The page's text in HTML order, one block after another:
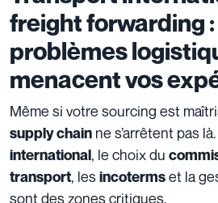
freight forwarding
problèmes
menacent vos
Même si votre sourcing est
supply chain ne s’arrêtent pas
international, le choix du
transport, lesincotermset la
sont des zones critiques.